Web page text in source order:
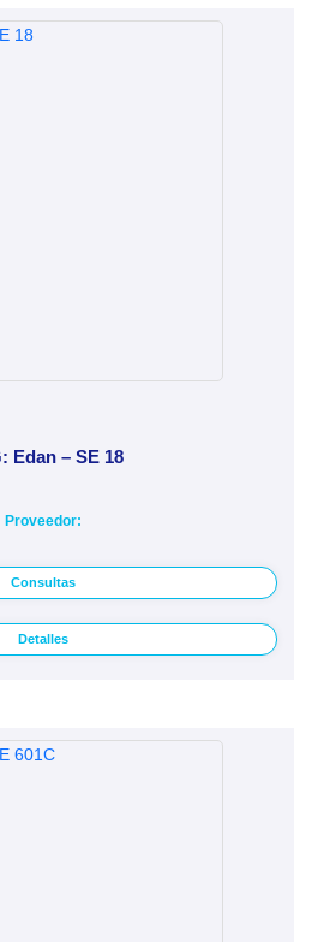
Edan – SE 18
Proveedor:
Consultas
Detalles